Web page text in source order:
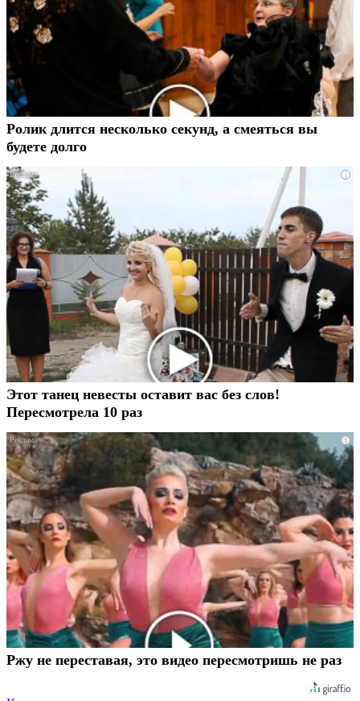
Ролик длится несколько секунд, а смеяться вы
будете долго
i
Этот танец невесты оставит вас без слов!
Пересмотрела 10 раз
i
Ржу не переставая, это видео пересмотришь не раз